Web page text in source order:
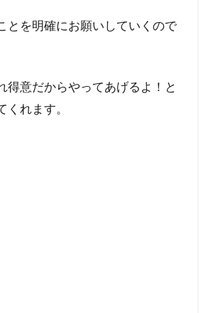
とを明確にお願いしていくので
得意だからやってあげるよ！と
れます。